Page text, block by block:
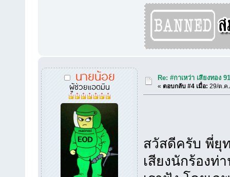
นายน้อย
ผู้ช่วยแอตมิน
Re: #กาเหว่า เสียงทอง
«ตอบกลับ #4 เมื่อ: 29/ต.ค
สวัสดีครับ พี่ยุ
เสียงนักร้องท่